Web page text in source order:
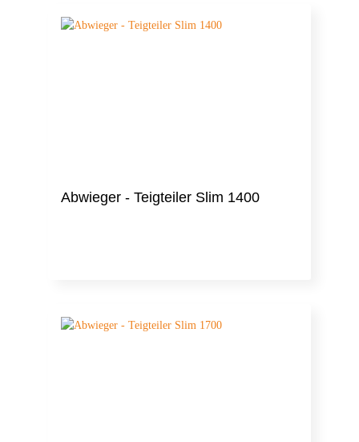
Abwieger - Teigteiler Slim 1400